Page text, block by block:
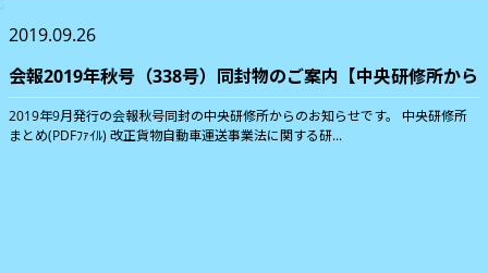
2019.09.26
会報2019年秋号（338号）同封物のご案内【中央研修所から
2019年9月発行の会報秋号同封の中央研修所からのお知らせです。 中央研修所
まとめ(PDFﾌｧｲﾙ) 改正貨物自動車運送事業法に関する研...